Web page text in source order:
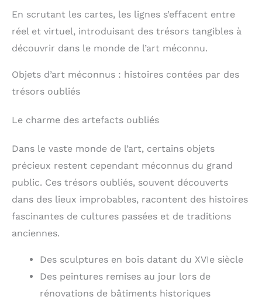
En scrutant les cartes, les lignes s’effacent entre
réel et virtuel, introduisant des trésors tangibles à
découvrir dans le monde de l’art méconnu.
Objets d’art méconnus : histoires contées par des
trésors oubliés
Le charme des artefacts oubliés
Dans le vaste monde de l’art, certains objets
précieux restent cependant méconnus du grand
public. Ces trésors oubliés, souvent découverts
dans des lieux improbables, racontent des histoires
fascinantes de cultures passées et de traditions
anciennes.
Des sculptures en bois datant du XVIe siècle
Des peintures remises au jour lors de
rénovations de bâtiments historiques